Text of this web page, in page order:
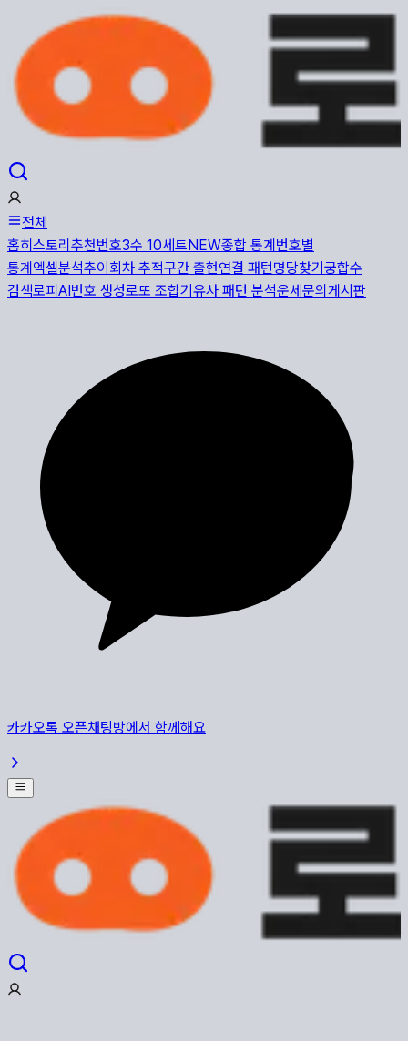
전체
홈히스토리 추천번호3수 10세트NEW종합 통계 번호별
통계 엑셀분석추이 회차 추적구간 출현연결 패턴명당찾기 궁합수
검색로피AI번호 생성로또 조합기 유사 패턴 분석운세 문의게시판
카카오톡 오픈채팅방에서 함께해요